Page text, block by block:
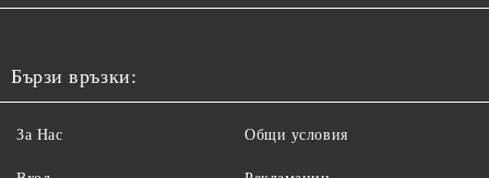
Бързи връзки:
За Нас Общи условия